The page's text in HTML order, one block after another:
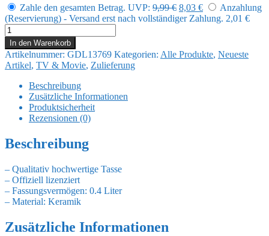
Zahle den gesamten Betrag. UVP: 9,99€ Ursprünglicher
Preis
8,03 €Aktueller
Preis
Anzahlung
(Reservierung) - Versand erst nach vollständiger Zahlung. 2,01 €
Donald
Duck
Tasse
Donald
im
Auto
Menge
In den Warenkorb
Artikelnummer: GDL13769 Kategorien: Alle Produkte, Neueste
Artikel, TV & Movie, Zulieferung
Beschreibung
Zusätzliche Informationen
Produktsicherheit
Rezensionen (0)
Beschreibung
– Qualitativ hochwertige Tasse
– Offiziell lizenziert
– Fassungsvermögen: 0.4 Liter
– Material: Keramik
Zusätzliche Informationen